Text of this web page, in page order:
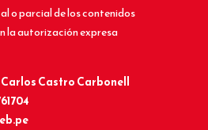
o parcial de los contenidos
la autorización expresa
Carlos Castro Carbonell